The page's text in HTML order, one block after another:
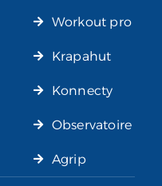
Workout pro
Krapahut
Konnecty
Observatoire
Agrip